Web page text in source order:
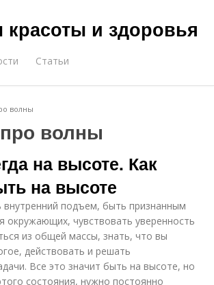
красоты и здоровья
Статьи
волны
волны
на высоте. Как
на высоте
подъем, быть признанным
окружающих, чувствовать уверенность
из общей массы, знать, что вы
действовать и решать
Все это значит быть на высоте, но
состояния, нужно постоянно